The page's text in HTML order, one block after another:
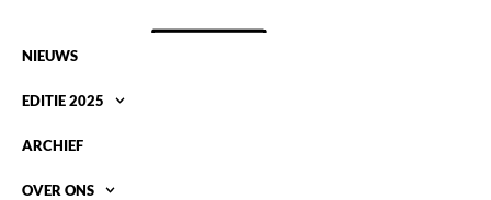
NIEUWS
EDITIE 2025
ARCHIEF
OVER ONS